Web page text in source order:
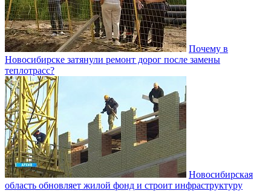
Почему в
Новосибирске затянули ремонт дорог после замены
теплотрасс?
Новосибирская
область обновляет жилой фонд и строит инфраструктуру